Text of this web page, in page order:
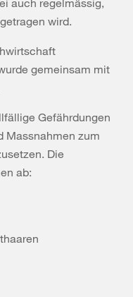
auch regelmässig,
wird.
gemeinsam mit
Gefährdungen
Massnahmen zum
Die
ab: